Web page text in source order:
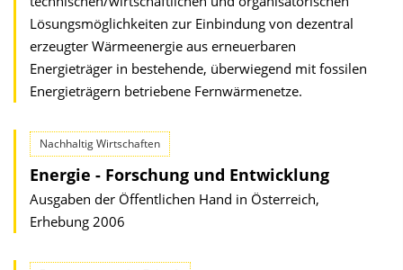
Lösungsmöglichkeiten zur Einbindung von dezentral
erzeugter Wärmeenergie aus erneuerbaren
Energieträger in bestehende, überwiegend mit fossilen
Energieträgern betriebene Fernwärmenetze.
Nachhaltig Wirtschaften
Energie - Forschung und Entwicklung
Ausgaben der Öffentlichen Hand in Österreich,
Erhebung 2006